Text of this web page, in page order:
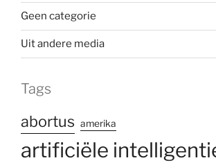
Geen categorie
Uit andere media
Tags
abortus amerika
artificiële